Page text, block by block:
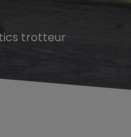
trotteur